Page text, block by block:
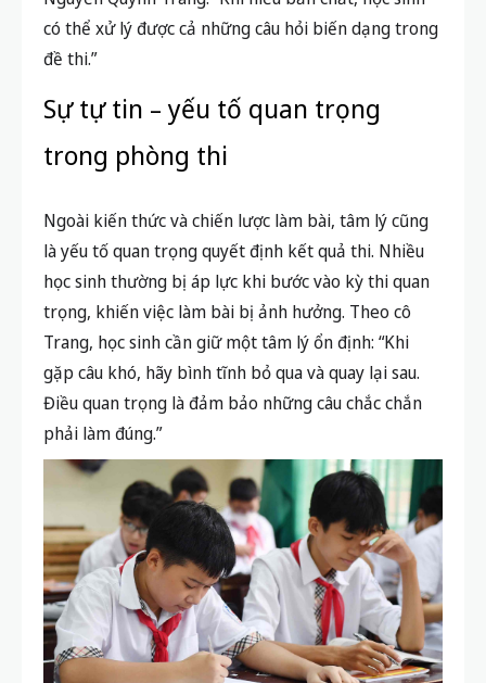
có thể xử lý được cả những câu hỏi biến dạng trong
đề thi.”
Sự tự tin – yếu tố quan trọng
trong phòng thi
Ngoài kiến thức và chiến lược làm bài, tâm lý cũng
là yếu tố quan trọng quyết định kết quả thi. Nhiều
học sinh thường bị áp lực khi bước vào kỳ thi quan
trọng, khiến việc làm bài bị ảnh hưởng. Theo cô
Trang, học sinh cần giữ một tâm lý ổn định: “Khi
gặp câu khó, hãy bình tĩnh bỏ qua và quay lại sau.
Điều quan trọng là đảm bảo những câu chắc chắn
phải làm đúng.”